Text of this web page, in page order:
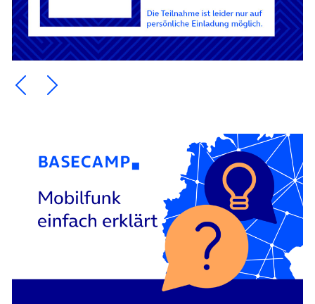
Ein Element zurück blättern
Ein Element weiter blättern